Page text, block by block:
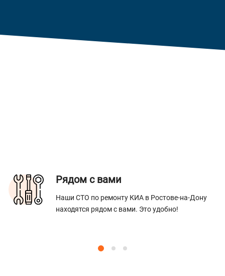
Рядом с вами
Наши СТО по ремонту КИА в Ростове-на-Дону
находятся рядом с вами. Это удобно!